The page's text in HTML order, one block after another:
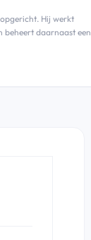
Hij werkt
beheert daarnaast een